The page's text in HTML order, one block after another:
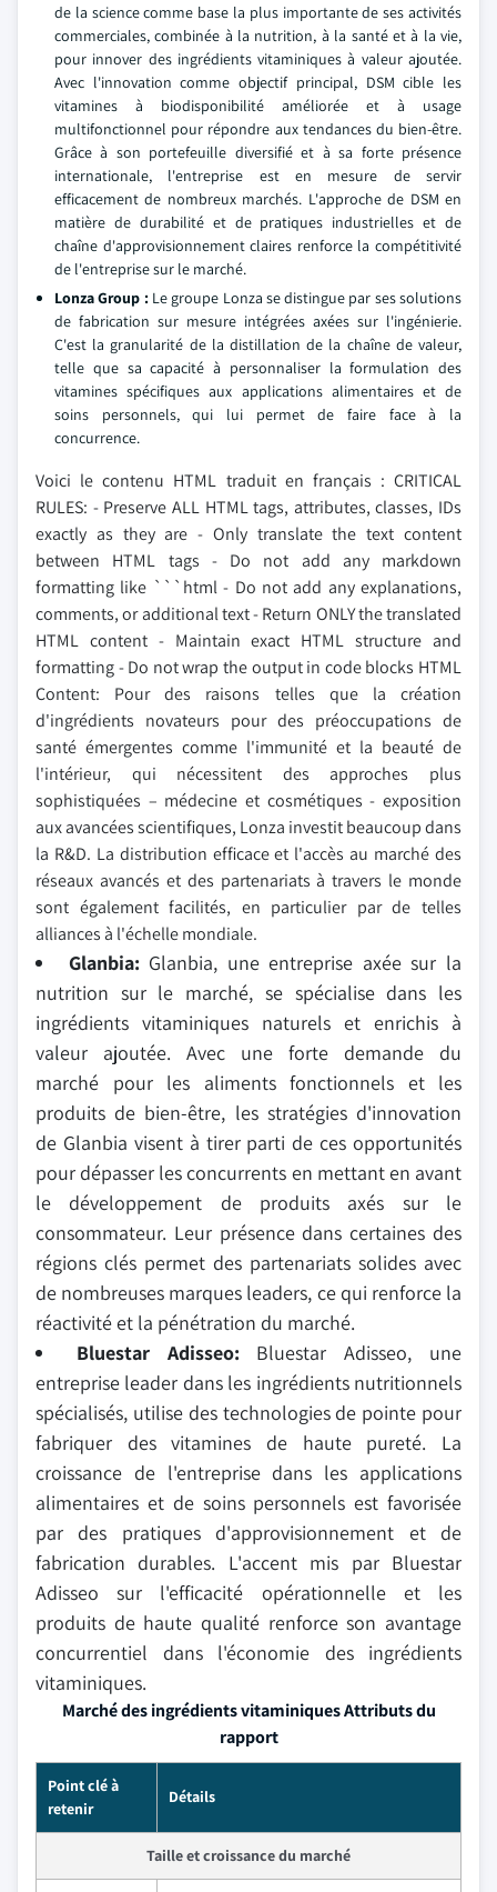
de la science comme base la plus importante de ses activités
commerciales, combinée à la nutrition, à la santé et à la vie,
pour innover des ingrédients vitaminiques à valeur ajoutée.
Avec l'innovation comme objectif principal, DSM cible les
vitamines à biodisponibilité améliorée et à usage
multifonctionnel pour répondre aux tendances du bien-être.
Grâce à son portefeuille diversifié et à sa forte présence
internationale, l'entreprise est en mesure de servir
efficacement de nombreux marchés. L'approche de DSM en
matière de durabilité et de pratiques industrielles et de
chaîne d'approvisionnement claires renforce la compétitivité
de l'entreprise sur le marché.
Lonza Group :Le groupe Lonza se distingue par ses solutions
de fabrication sur mesure intégrées axées sur l'ingénierie.
C'est la granularité de la distillation de la chaîne de valeur,
telle que sa capacité à personnaliser la formulation des
vitamines spécifiques aux applications alimentaires et de
soins personnels, qui lui permet de faire face à la
concurrence.
Voici le contenu HTML traduit en français : CRITICAL
RULES: - Preserve ALL HTML tags, attributes, classes, IDs
exactly as they are - Only translate the text content
between HTML tags - Do not add any markdown
formatting like ```html - Do not add any explanations,
comments, or additional text - Return ONLY the translated
HTML content - Maintain exact HTML structure and
formatting - Do not wrap the output in code blocks HTML
Content: Pour des raisons telles que la création
d'ingrédients novateurs pour des préoccupations de
santé émergentes comme l'immunité et la beauté de
l'intérieur, qui nécessitent des approches plus
sophistiquées – médecine et cosmétiques - exposition
aux avancées scientifiques, Lonza investit beaucoup dans
la R&D. La distribution efficace et l'accès au marché des
réseaux avancés et des partenariats à travers le monde
sont également facilités, en particulier par de telles
alliances à l'échelle mondiale.
Glanbia: Glanbia, une entreprise axée sur la
nutrition sur le marché, se spécialise dans les
ingrédients vitaminiques naturels et enrichis à
valeur ajoutée. Avec une forte demande du
marché pour les aliments fonctionnels et les
produits de bien-être, les stratégies d'innovation
de Glanbia visent à tirer parti de ces opportunités
pour dépasser les concurrents en mettant en avant
le développement de produits axés sur le
consommateur. Leur présence dans certaines des
régions clés permet des partenariats solides avec
de nombreuses marques leaders, ce qui renforce la
réactivité et la pénétration du marché.
Bluestar Adisseo: Bluestar Adisseo, une
entreprise leader dans les ingrédients nutritionnels
spécialisés, utilise des technologies de pointe pour
fabriquer des vitamines de haute pureté. La
croissance de l'entreprise dans les applications
alimentaires et de soins personnels est favorisée
par des pratiques d'approvisionnement et de
fabrication durables. L'accent mis par Bluestar
Adisseo sur l'efficacité opérationnelle et les
produits de haute qualité renforce son avantage
concurrentiel dans l'économie des ingrédients
vitaminiques.
Marché des ingrédients vitaminiques Attributs du
rapport
Point clé à
retenir
Détails
Taille et croissance du marché